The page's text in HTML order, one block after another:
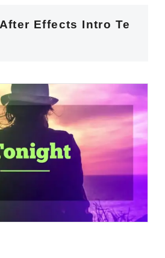
Effects Intro Te